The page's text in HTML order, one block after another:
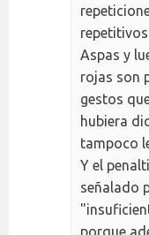
Aspas y
rojas son
gestos
hubiera
tampoco
Y el
señalado
porque